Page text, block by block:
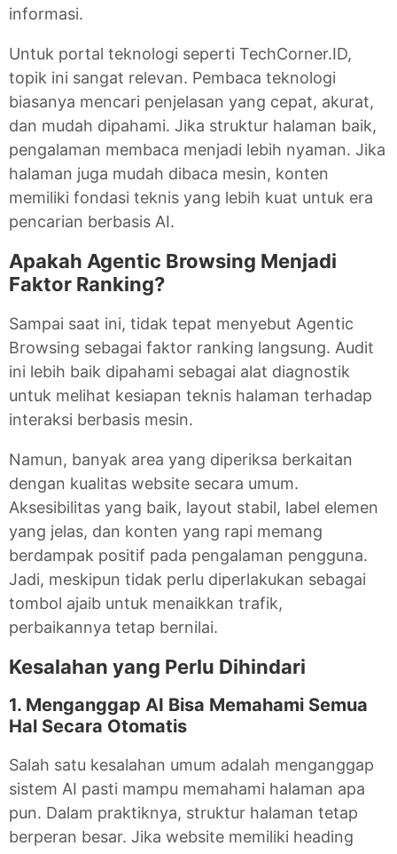
informasi.
Untuk portal teknologi seperti TechCorner.ID,
topik ini sangat relevan. Pembaca teknologi
biasanya mencari penjelasan yang cepat, akurat,
dan mudah dipahami. Jika struktur halaman baik,
pengalaman membaca menjadi lebih nyaman. Jika
halaman juga mudah dibaca mesin, konten
memiliki fondasi teknis yang lebih kuat untuk era
pencarian berbasis AI.
Apakah Agentic Browsing Menjadi
Faktor Ranking?
Sampai saat ini, tidak tepat menyebut Agentic
Browsing sebagai faktor ranking langsung. Audit
ini lebih baik dipahami sebagai alat diagnostik
untuk melihat kesiapan teknis halaman terhadap
interaksi berbasis mesin.
Namun, banyak area yang diperiksa berkaitan
dengan kualitas website secara umum.
Aksesibilitas yang baik, layout stabil, label elemen
yang jelas, dan konten yang rapi memang
berdampak positif pada pengalaman pengguna.
Jadi, meskipun tidak perlu diperlakukan sebagai
tombol ajaib untuk menaikkan trafik,
perbaikannya tetap bernilai.
Kesalahan yang Perlu Dihindari
1. Menganggap AI Bisa Memahami Semua
Hal Secara Otomatis
Salah satu kesalahan umum adalah menganggap
sistem AI pasti mampu memahami halaman apa
pun. Dalam praktiknya, struktur halaman tetap
berperan besar. Jika website memiliki heading